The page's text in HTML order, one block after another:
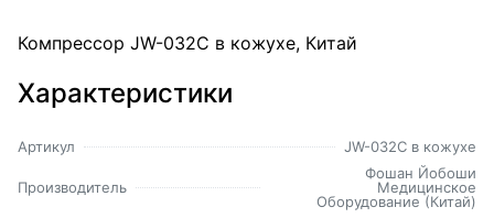
Компрессор JW-032С в кожухе, Китай
Характеристики
Артикул JW-032С в кожухе
Производитель
Фошан Йобоши
Медицинское
Оборудование (Китай)